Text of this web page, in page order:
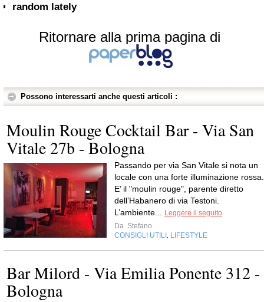
random lately
Ritornare alla prima pagina di
Possono interessarti anche questi articoli :
Moulin Rouge Cocktail Bar - Via San
Vitale 27b - Bologna
Passando per via San Vitale si nota un
locale con una forte illuminazione rossa.
E’ il "moulin rouge", parente diretto
dell’Habanero di via Testoni.
L’ambiente...
Leggere il seguito
Da Stefano
CONSIGLI UTILI
LIFESTYLE
Bar Milord - Via Emilia Ponente 312 -
Bologna